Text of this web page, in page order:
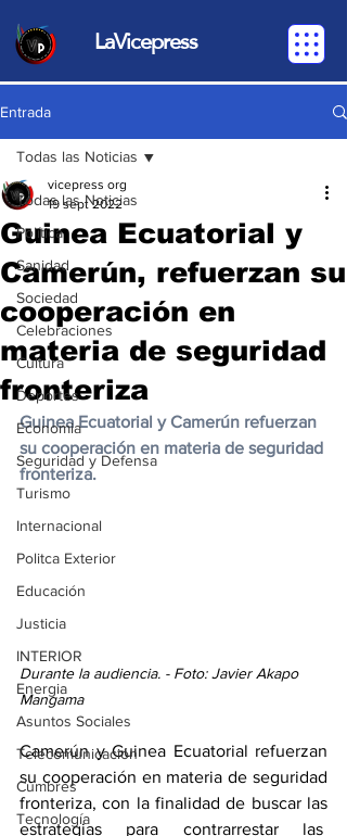
LaVicepress
Entrada
Todas las Noticias
Política
Sanidad
Sociedad
Celebraciones
Cultura
Deportes
Economia
Seguridad y Defensa
Turismo
Internacional
Politca Exterior
Educación
Justicia
INTERIOR
Energia
Asuntos Sociales
Telecomunicación
Cumbres
Tecnología
Todas las Noticias
Guinea Ecuatorial y
Camerún, refuerzan su
cooperación en
materia de seguridad
fronteriza
vicepress org
19 sept 2022
Guinea Ecuatorial y Camerún refuerzan
su cooperación en materia de seguridad
fronteriza.
Durante la audiencia. - Foto: Javier Akapo
Mangama
Camerún y Guinea Ecuatorial refuerzan
su cooperación en materia de seguridad
fronteriza, con la finalidad de buscar las
estrategias para contrarrestar las